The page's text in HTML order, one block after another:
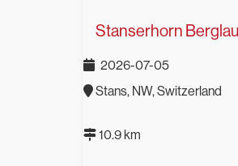
Stanserhorn
2026-07-05
Stans, NW, Switzerland
10.9 km